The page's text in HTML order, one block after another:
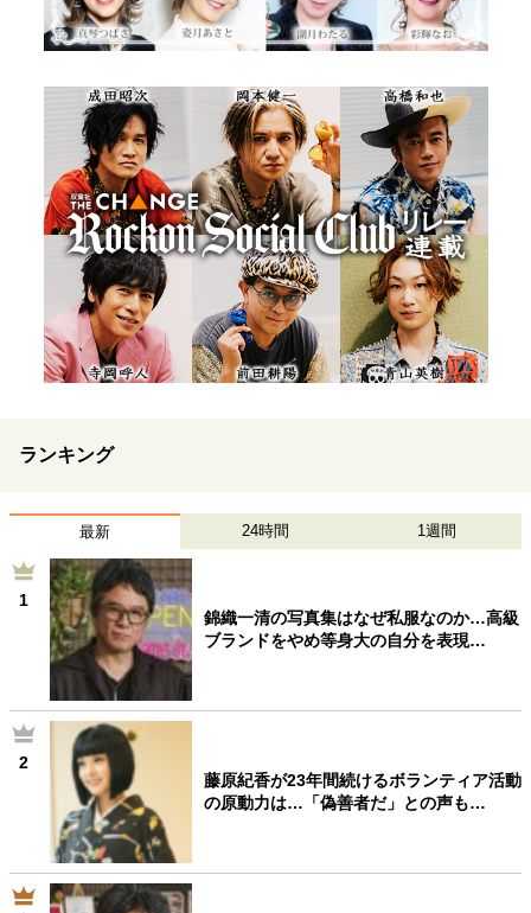
ランキング
最新 24時間 1週間
1
錦織一清の写真集はなぜ私服なのか…高級
ブランドをやめ等身大の自分を表現…
2
藤原紀香が23年間続けるボランティア活動
の原動力は…「偽善者だ」との声も…